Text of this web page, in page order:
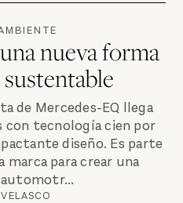
nueva forma
de Mercedes-EQ llega
con tecnología cien por
diseño. Es parte
marca para crear una